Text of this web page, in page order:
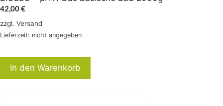
42,00€
zzgl. Versand
Lieferzeit: nicht angegeben
In den Warenkorb